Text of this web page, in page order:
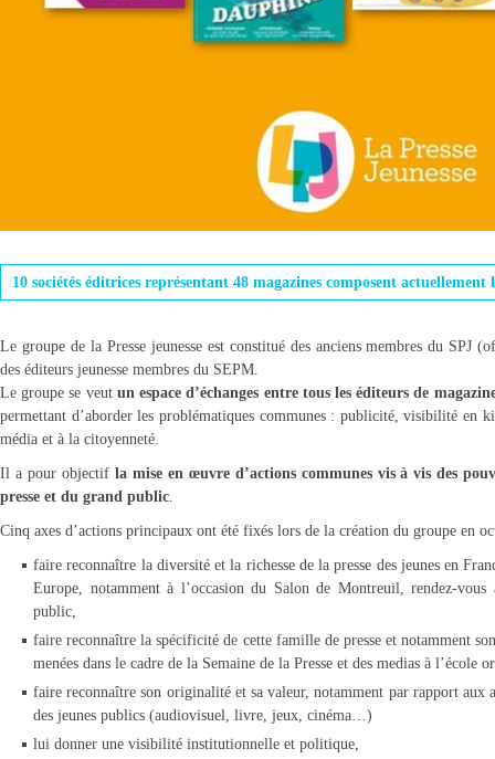
10 sociétés éditrices représentant 48 magazines composent actuellement
Le groupe de la Presse jeunesse est constitué des anciens membres du SPJ
des éditeurs jeunesse membres du SEPM.
Le groupe se veut un espace d’échanges entre tous les éditeurs de
permettant d’aborder les problématiques communes : publicité, visibilité en
média et à la citoyenneté.
Il a pour objectif la mise en œuvre d’actions communes vis à vis des
presse et du grand public
Cinq axes d’actions principaux ont été fixés lors de la création du groupe en
faire reconnaître la diversité et la richesse de la presse des jeunes en
Europe, notamment à l’occasion du Salon de Montreuil, rendez-vous
public,
faire reconnaître la spécificité de cette famille de presse et notamment
menées dans le cadre de la Semaine de la Presse et des medias à l’école
faire reconnaître son originalité et sa valeur, notamment par rapport aux
des jeunes publics (audiovisuel, livre, jeux, cinéma…)
lui donner une visibilité institutionnelle et politique,